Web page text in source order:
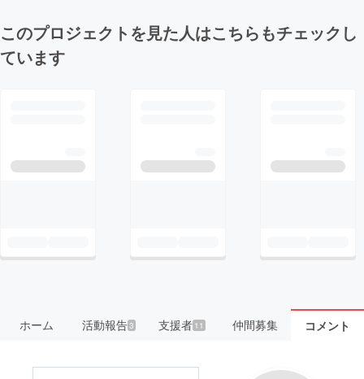
このプロジェクトを見た人はこちらもチェックし
ています
ホーム 活動報告3 支援者 11 仲間募集 コメント